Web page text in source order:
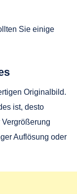
Sie einige
Originalbild.
ist, desto
Auflösung oder